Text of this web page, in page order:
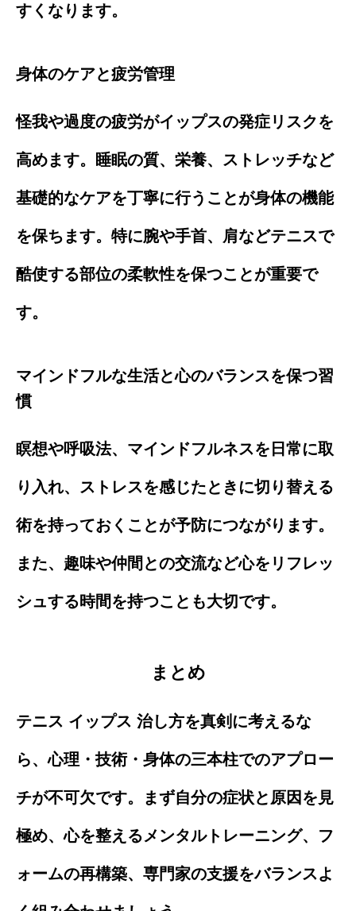
すくなります。
身体のケアと疲労管理
怪我や過度の疲労がイップスの発症リスクを
高めます。睡眠の質、栄養、ストレッチなど
基礎的なケアを丁寧に行うことが身体の機能
を保ちます。特に腕や手首、肩などテニスで
酷使する部位の柔軟性を保つことが重要で
す。
マインドフルな生活と心のバランスを保つ習
慣
瞑想や呼吸法、マインドフルネスを日常に取
り入れ、ストレスを感じたときに切り替える
術を持っておくことが予防につながります。
また、趣味や仲間との交流など心をリフレッ
シュする時間を持つことも大切です。
まとめ
テニス イップス 治し方を真剣に考えるな
ら、心理・技術・身体の三本柱でのアプロー
チが不可欠です。まず自分の症状と原因を見
極め、心を整えるメンタルトレーニング、フ
ォームの再構築、専門家の支援をバランスよ